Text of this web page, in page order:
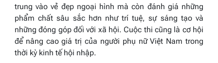
trung vào vẻ đẹp ngoại hình mà còn đánh giá những
phẩm chất sâu sắc hơn như trí tuệ, sự sáng tạo và
những đóng góp đối với xã hội. Cuộc thi cũng là cơ hội
để nâng cao giá trị của người phụ nữ Việt Nam trong
thời kỳ kinh tế hội nhập.